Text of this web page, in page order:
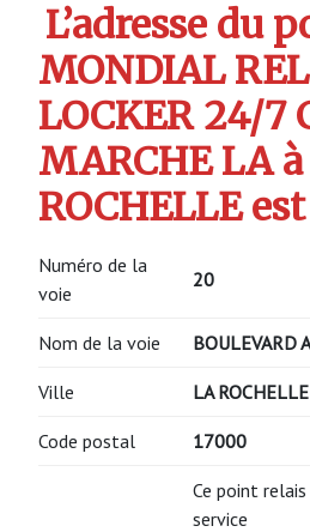
L’adresse du
MONDIAL
LOCKER 24/7
MARCHE LA
ROCHELLE
Numéro de la
voie
20
Nom de la voie BOULEVARD
Ville LA ROCHELLE
Code postal 17000
Ce point relais
service